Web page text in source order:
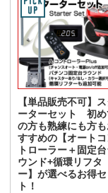
【単品販売不可】ス
ーターセット 初め
の方も熟練にも方
すすめの【オート
トローラー＋固定台
ウンド+循環リフタ
ー】が選べるお得セ
ト！